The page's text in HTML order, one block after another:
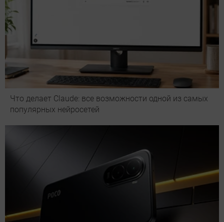
Что делает Сlaude: все возможности одной из самых
популярных нейросетей